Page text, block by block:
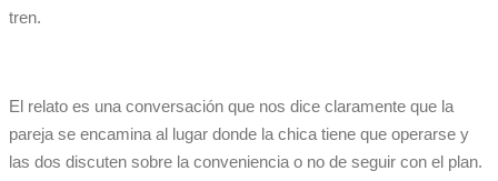
tren.
El relato es una conversación que nos dice claramente que la
pareja se encamina al lugar donde la chica tiene que operarse y
las dos discuten sobre la conveniencia o no de seguir con el plan.